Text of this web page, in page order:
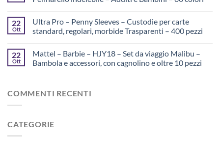
22
Ott
Ultra Pro – Penny Sleeves – Custodie per carte
standard, regolari, morbide Trasparenti – 400 pezzi
22
Ott
Mattel – Barbie – HJY18 – Set da viaggio Malibu –
Bambola e accessori, con cagnolino e oltre 10 pezzi
COMMENTI RECENTI
CATEGORIE